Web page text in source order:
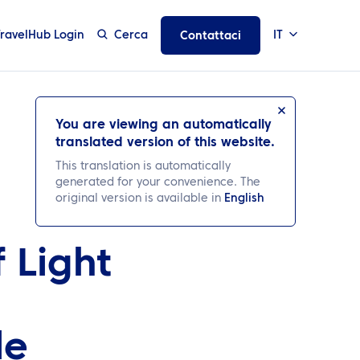
Login Cerca Contattaci IT
You are viewing an automatically
translated version of this website.
This translation is automatically
generated for your convenience. The
original version is available in English
Light